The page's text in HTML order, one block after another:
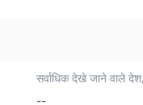
सर्वाधिक देखे जाने वाले
--